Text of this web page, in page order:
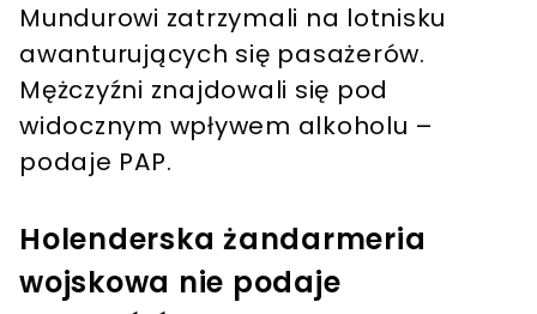
Mundurowi zatrzymali na lotnisku
awanturujących się pasażerów.
Mężczyźni znajdowali się pod
widocznym wpływem alkoholu –
podaje PAP.
Holenderska żandarmeria
wojskowa nie podaje